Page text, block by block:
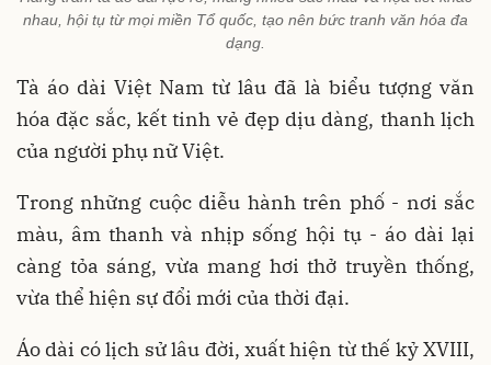
nhau, hội tụ từ mọi miền Tổ quốc, tạo nên bức tranh văn hóa đa
dạng.
Tà áo dài Việt Nam từ lâu đã là biểu tượng văn
hóa đặc sắc, kết tinh vẻ đẹp dịu dàng, thanh lịch
của người phụ nữ Việt.
Trong những cuộc diễu hành trên phố - nơi sắc
màu, âm thanh và nhịp sống hội tụ - áo dài lại
càng tỏa sáng, vừa mang hơi thở truyền thống,
vừa thể hiện sự đổi mới của thời đại.
Áo dài có lịch sử lâu đời, xuất hiện từ thế kỷ XVIII,